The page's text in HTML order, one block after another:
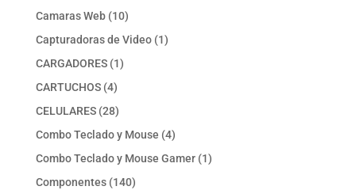
Camaras Web 1010
productos
Capturadoras de Video 11
CARGADORES 11
CARTUCHOS 44
productos
CELULARES 2828
productos
Combo Teclado y Mouse 44
productos
Combo Teclado y Mouse Gamer 11
Componentes 140140